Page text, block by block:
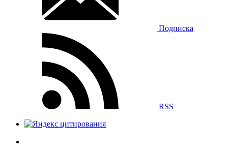
Подписка
RSS